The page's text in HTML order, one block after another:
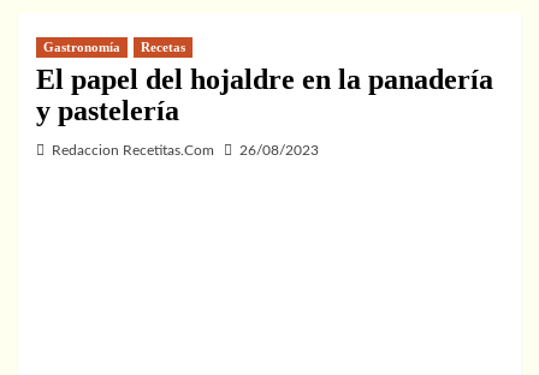
Gastronomía Recetas
El papel del hojaldre en la panadería
y pastelería
Redaccion Recetitas.Com 26/08/2023